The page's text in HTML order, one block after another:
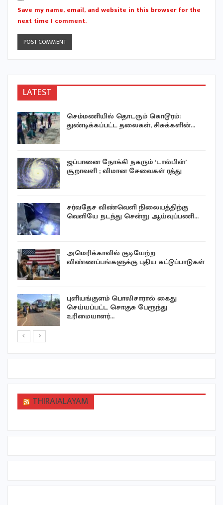
Save my name, email, and website in this browser for the
next time I comment.
LATEST
செம்மணியில் தொடரும் கொடூரம்:
துண்டிக்கப்பட்ட தலைகள், சிசுக்களின்…
ஜப்பானை நோக்கி நகரும் ‘டால்பின்’
சூறாவளி ; விமான சேவைகள் ரத்து
சர்வதேச விண்வெளி நிலையத்திற்கு
வெளியே நடந்து சென்று ஆய்வுப்பணி…
அமெரிக்காவில் குடியேற்ற
விண்ணப்பங்களுக்கு புதிய கட்டுப்பாடுகள்
புளியங்குளம் பொலிசாரால் கைது
செய்யப்பட்ட சொகுசு பேரூந்து
உரிமையாளர்…
THIRAIALAYAM